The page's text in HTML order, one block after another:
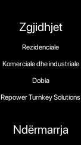
Ndërmarrja
Zgjidhjet
Rezidenciale
Komerciale dhe industriale
Dobia
Repower Turnkey Solutions